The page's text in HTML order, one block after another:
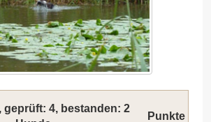
geprüft: 4, bestanden: 2
Punkte